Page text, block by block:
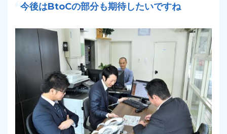
今後はBtoCの部分も期待したいですね